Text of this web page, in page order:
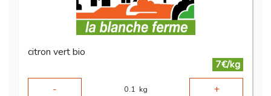
citron vert bio
7€/kg
-
0.1 kg +